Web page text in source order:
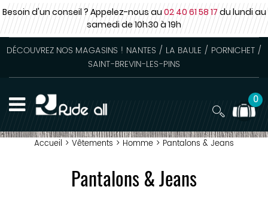
Besoin d'un conseil ? Appelez-nous au02 40 61 58 17du lundi au
samedide 10h30 à 19h
DÉCOUVREZ NOS MAGASINS ! NANTES / LA BAULE / PORNICHET /
SAINT-BREVIN-LES-PINS
0
Accueil > Vêtements > Homme > Pantalons & Jeans
Pantalons & Jeans